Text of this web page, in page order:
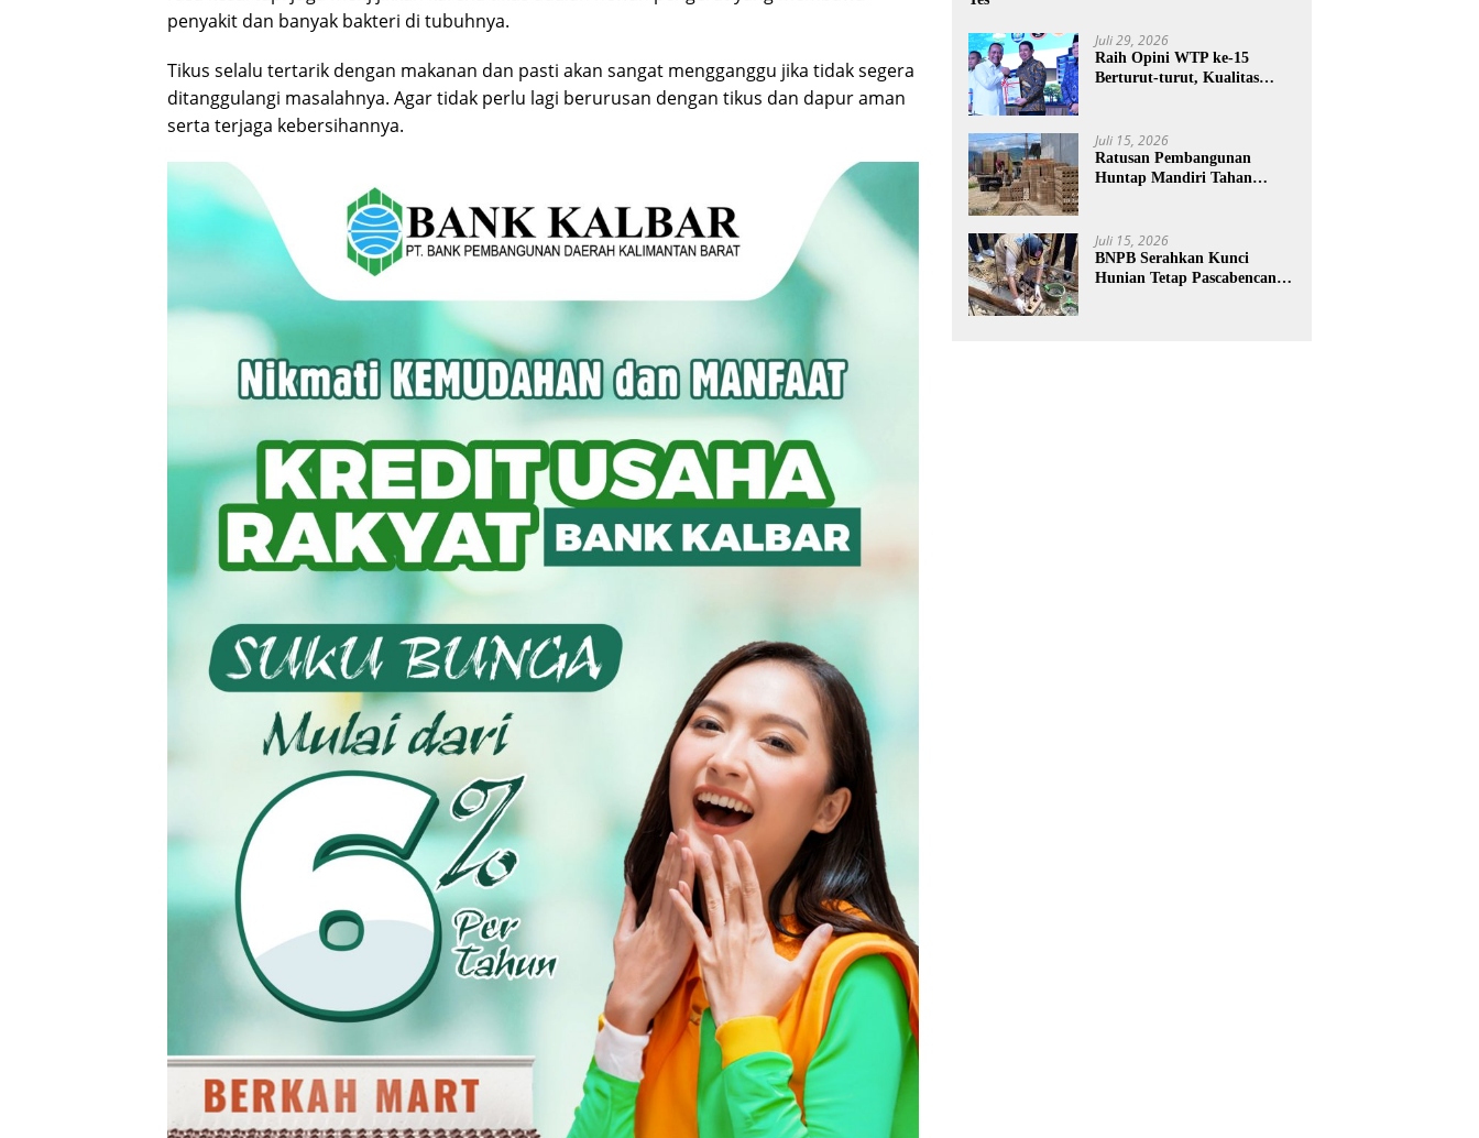
penyakit dan banyak bakteri di tubuhnya.
Tikus selalu tertarik dengan makanan dan pasti akan sangat mengganggu jika tidak segera
ditanggulangi masalahnya. Agar tidak perlu lagi berurusan dengan tikus dan dapur aman
serta terjaga kebersihannya.
Juli 29, 2026
Raih Opini WTP ke-15
Berturut-turut, Kualitas
Juli 15, 2026
Ratusan Pembangunan
Huntap Mandiri Tahan
Juli 15, 2026
BNPB Serahkan Kunci
Hunian Tetap Pascabencana